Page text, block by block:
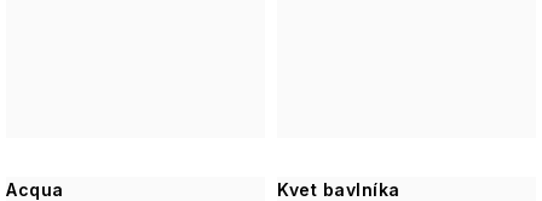
Acqua Kvet bavlníka